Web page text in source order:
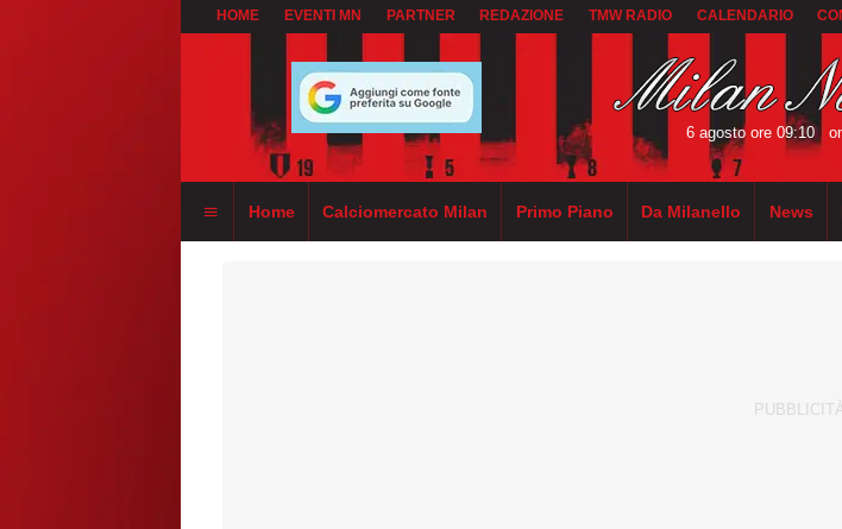
HOME EVENTI MN PARTNER REDAZIONE TMW RADIO CALENDARIO
6 agosto ore 09:10
Home Calciomercato Milan Primo Piano Da Milanello News